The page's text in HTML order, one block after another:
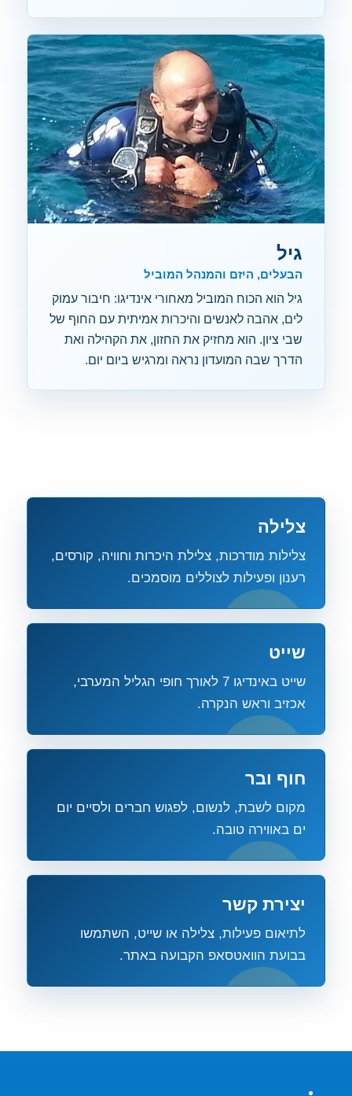
גיל
הבעלים, היזם והמנהל המוביל
גיל הוא הכוח המוביל מאחורי אינדיגו: חיבור עמוק
לים, אהבה לאנשים והיכרות אמיתית עם החוף של
שבי ציון. הוא מחזיק את החזון, את הקהילה ואת
הדרך שבה המועדון נראה ומרגיש ביום יום.
צלילה
צלילות מודרכות, צלילת היכרות וחוויה, קורסים,
רענון ופעילות לצוללים מוסמכים.
שייט
שייט באינדיגו 7 לאורך חופי הגליל המערבי,
אכזיב וראש הנקרה.
חוף ובר
מקום לשבת, לנשום, לפגוש חברים ולסיים יום
ים באווירה טובה.
יצירת קשר
לתיאום פעילות, צלילה או שייט, השתמשו
בבועת הוואטסאפ הקבועה באתר.